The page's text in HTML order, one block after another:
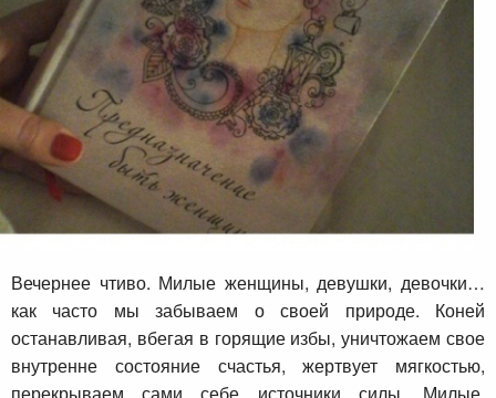
Вечернее чтиво. Милые женщины, девушки, девочки…
как часто мы забываем о своей природе. Коней
останавливая, вбегая в горящие избы, уничтожаем свое
внутренне состояние счастья, жертвует мягкостью,
перекрываем сами себе источники силы. Милые,